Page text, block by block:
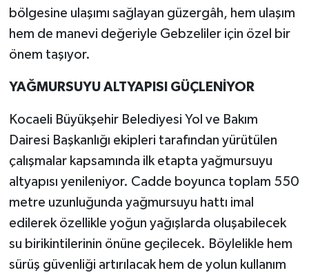
bölgesine ulaşımı sağlayan güzergâh, hem ulaşım
hem de manevi değeriyle Gebzeliler için özel bir
önem taşıyor.
YAĞMURSUYU ALTYAPISI GÜÇLENİYOR
Kocaeli Büyükşehir Belediyesi Yol ve Bakım
Dairesi Başkanlığı ekipleri tarafından yürütülen
çalışmalar kapsamında ilk etapta yağmursuyu
altyapısı yenileniyor. Cadde boyunca toplam 550
metre uzunluğunda yağmursuyu hattı imal
edilerek özellikle yoğun yağışlarda oluşabilecek
su birikintilerinin önüne geçilecek. Böylelikle hem
sürüş güvenliği artırılacak hem de yolun kullanım